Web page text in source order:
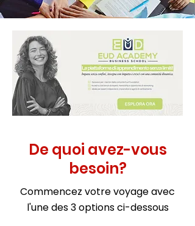
De quoi avez-vous
besoin?
Commencez votre voyage avec
l'une des 3 options ci-dessous